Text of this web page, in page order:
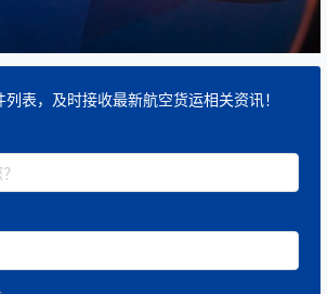
表，及时接收最新航空货运相关资讯！